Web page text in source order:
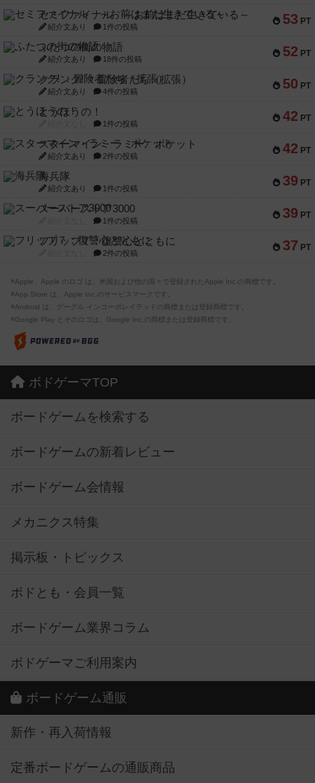
53 PT
セミファイナル ～お前はまだ生きている～
紹介文あり 1件の投稿
52 PT
ふたつの街の物語
紹介文あり 18件の投稿
50 PT
クランク! ：冒険者たち（拡張）
紹介文あり 4件の投稿
42 PT
とうほうの！
1件の投稿
42 PT
スターマイン・ラミー ポケット
紹介文あり 2件の投稿
39 PT
海兵隊
紹介文あり 1件の投稿
39 PT
スーパーストア3000
1件の投稿
37 PT
フリップ７：復讐心とともに
2件の投稿
※Apple、Apple のロゴ は、米国および他の国々で登録されたApple Inc.の商標です。
※App Store は、Apple Inc.のサービスマークです。
※Android は、グーグル インコーポレイテッドの商標または登録商標です。
※Google Play とそのロゴは、Google Inc.の商標または登録商標です。
ボドゲーマTOP
ボードゲームを検索する
ボードゲームの新着レビュー
ボードゲーム会情報
メカニクス特集
掲示板・トピックス
ボドとも・会員一覧
ボードゲーム業界コラム
ボドゲーマご利用案内
ボードゲーム通販
新作・再入荷情報
定番ボードゲームの通販商品